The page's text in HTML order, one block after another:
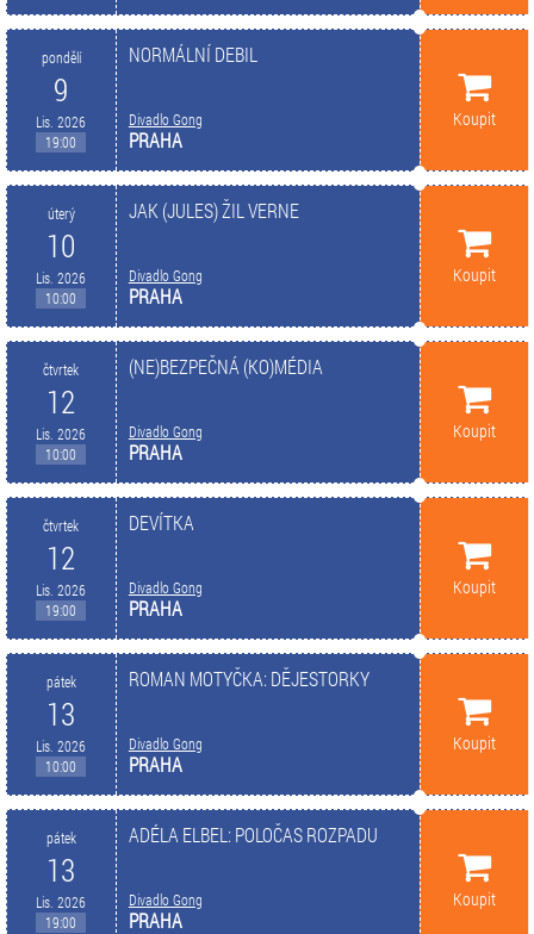
pondělí
9
Lis. 2026
19:00
NORMÁLNÍ DEBIL
Divadlo Gong
PRAHA
Koupit
úterý
10
Lis. 2026
10:00
JAK (JULES) ŽIL VERNE
Divadlo Gong
PRAHA
Koupit
čtvrtek
12
Lis. 2026
10:00
(NE)BEZPEČNÁ (KO)MÉDIA
Divadlo Gong
PRAHA
Koupit
čtvrtek
12
Lis. 2026
19:00
DEVÍTKA
Divadlo Gong
PRAHA
Koupit
pátek
13
Lis. 2026
10:00
ROMAN MOTYČKA: DĚJESTORKY
Divadlo Gong
PRAHA
Koupit
pátek
13
Lis. 2026
19:00
ADÉLA ELBEL: POLOČAS ROZPADU
Divadlo Gong
PRAHA
Koupit